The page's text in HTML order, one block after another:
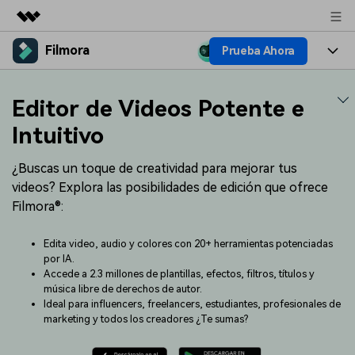
Productos destacados
Utilidades
Soluciones
Quiénes somos
Sala de prensa
Tienda
Soporte
Filmora Prueba Ahora
Plataformas
Recursos creativos
IA
Video e imagen
Audio
Soluciones
Filmora para
Creación
Recursos
Ideas para editar
Adquiere conocimientos
fundamentales de edición de
video
Efectos especiales DIY
Descubre cómo crear un
efecto especial
Ayuda
Contáctanos Empresas
sencilla para empresas
Precios Iniciar sesión
Editor de Videos Potente e
Intuitivo
¿Buscas un toque de creatividad para mejorar tus
videos? Explora las posibilidades de edición que ofrece
Filmora®:
Edita video, audio y colores con 20+ herramientas potenciadas
por IA.
Accede a 2.3 millones de plantillas, efectos, filtros, títulos y
música libre de derechos de autor.
Ideal para influencers, freelancers, estudiantes, profesionales de
marketing y todos los creadores ¿Te sumas?